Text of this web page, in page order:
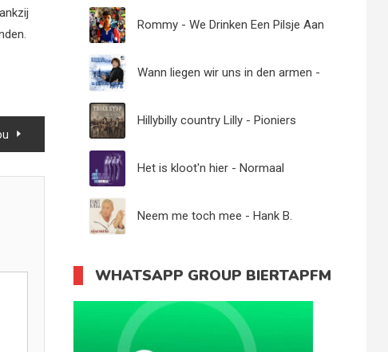
Rommy - We Drinken Een Pilsje Aan
Wann liegen wir uns in den armen -
Hillybilly country Lilly - Pioniers
Het is kloot'n hier - Normaal
Neem me toch mee - Hank B.
WHATSAPP GROUP BIERTAPFM